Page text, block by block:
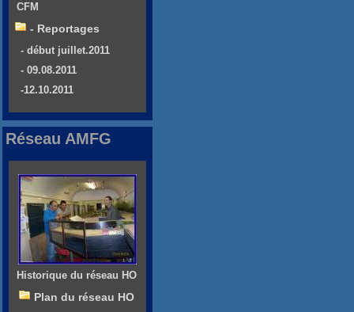
CFM
- Reportages
- début juillet.2011
- 09.08.2011
-12.10.2011
Réseau AMFG
Historique du réseau HO
Plan du réseau HO